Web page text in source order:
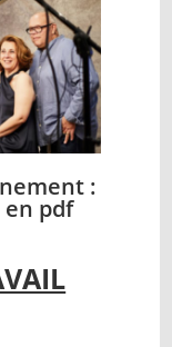
:
pdf